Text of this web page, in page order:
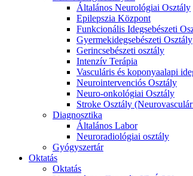
Általános Neurológiai Osztály
Epilepszia Központ
Funkcionális Idegsebészeti
Gyermekidegsebészeti Osztály
Gerincsebészeti osztály
Intenzív Terápia
Vasculáris és koponyaalapi
Neurointervenciós Osztály
Neuro-onkológiai Osztály
Stroke Osztály
Diagnosztika
Általános Labor
Neuroradiológiai osztály
Gyógyszertár
Oktatás
Oktatás